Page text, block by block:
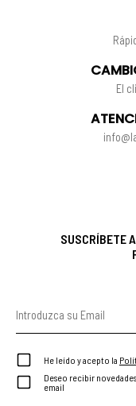
El
SUSCRÍBETE
He leído y acepto la
Deseo recibir
email